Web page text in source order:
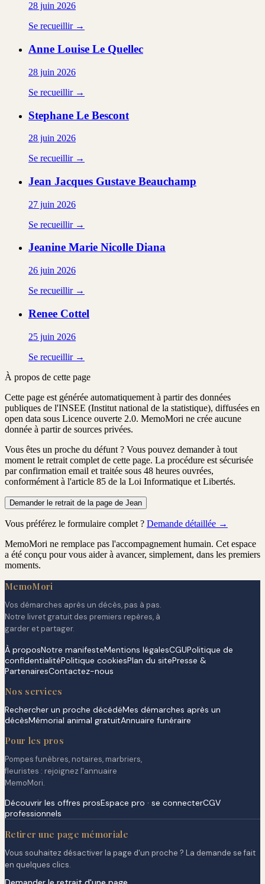
28 juin 2026
Se recueillir →
Anne Louise Le Quellec
28 juin 2026
Se recueillir →
Stephane Le Bescont
28 juin 2026
Se recueillir →
Jean Jacques Gustave Beauchamp
27 juin 2026
Se recueillir →
Jeanine Marie Nicolle Diana
26 juin 2026
Se recueillir →
Renee Cottel
25 juin 2026
Se recueillir →
À propos de cette page
Cette page est générée automatiquement à partir des données
publiques de l'INSEE (Institut national de la statistique), diffusées en
open data sous Licence ouverte 2.0. MemoMori ne crée aucune
donnée à partir de sources privées.
Vous êtes un proche du défunt ? Vous pouvez demander à tout
moment le retrait complet de cette page. La procédure est sécurisée
par confirmation email et traitée sous 48 heures ouvrées,
conformément à l'article 85 de la Loi Informatique et Libertés.
Demander le retrait de la page de Jean
Vous préférez le formulaire complet ? Demande détaillée →
MemoMori ne remplace pas l'accompagnement humain. Cet espace
a été conçu pour vous aider à avancer, simplement, dans les premiers
moments.
MemoMori
Vos démarches après un décès, pas à pas.
Notre livret gratuit des premiers repères, à
garder et partager.
À proposNotre manifesteMentions légalesCGUPolitique de
confidentialitéPolitique cookiesPlan du sitePresse &
PartenairesContactez-nous
Nos services
Rechercher un proche décédéMes démarches après un
décèsMémorial animal gratuitAnnuaire funéraire
Pour les pros
Pompes funèbres, notaires, marbriers,
fleuristes : rejoignez l'annuaire
MemoMori.
Découvrir les offres prosEspace pro · se connecterCGV
professionnels
Retirer une page mémoriale
Vous souhaitez désactiver la page d'un proche ? La demande se fait
en quelques clics.